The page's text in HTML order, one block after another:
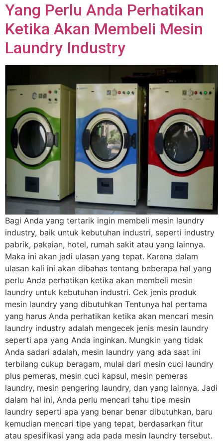
Yang Perlu Anda Perhatikan
Ketika Akan Membeli Mesin
Laundry Industry
Bagi Anda yang tertarik ingin membeli mesin laundry
industry, baik untuk kebutuhan industri, seperti industry
pabrik, pakaian, hotel, rumah sakit atau yang lainnya.
Maka ini akan jadi ulasan yang tepat. Karena dalam
ulasan kali ini akan dibahas tentang beberapa hal yang
perlu Anda perhatikan ketika akan membeli mesin
laundry untuk kebutuhan industri. Cek jenis produk
mesin laundry yang dibutuhkan Tentunya hal pertama
yang harus Anda perhatikan ketika akan mencari mesin
laundry industry adalah mengecek jenis mesin laundry
seperti apa yang Anda inginkan. Mungkin yang tidak
Anda sadari adalah, mesin laundry yang ada saat ini
terbilang cukup beragam, mulai dari mesin cuci laundry
plus pemeras, mesin cuci kapsul, mesin pemeras
laundry, mesin pengering laundry, dan yang lainnya. Jadi
dalam hal ini, Anda perlu mencari tahu tipe mesin
laundry seperti apa yang benar benar dibutuhkan, baru
kemudian mencari tipe yang tepat, berdasarkan fitur
atau spesifikasi yang ada pada mesin laundry tersebut.